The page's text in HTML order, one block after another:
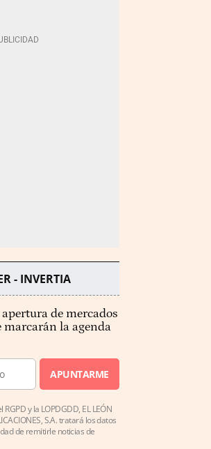
- INVERTIA
de mercados
marcarán la agenda
APUNTARME
y la LOPDGDD, EL LEÓN
S.A. tratará los datos
de remitirle noticias de